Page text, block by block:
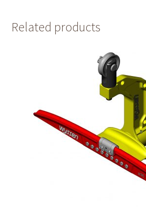
Related products